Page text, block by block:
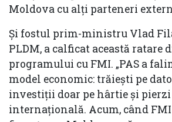
Moldova cu alți parteneri
Şi fostul prim-ministru Vlad
PLDM, a calficat această ratare
programului cu FMI. „PAS a
model economic: trăiești pe
investiții doar pe hârtie și
internațională. Acum, când